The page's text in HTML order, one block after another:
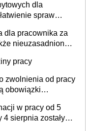
dla
spraw
dla pracownika za
nieuzasadniona
pracy
zwolnienia od pracy
obowiązki
w pracy od 5
4 sierpnia zostały